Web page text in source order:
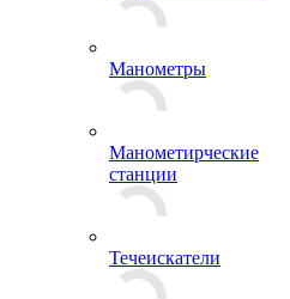
Манометры
Манометирческие
станции
Течеискатели